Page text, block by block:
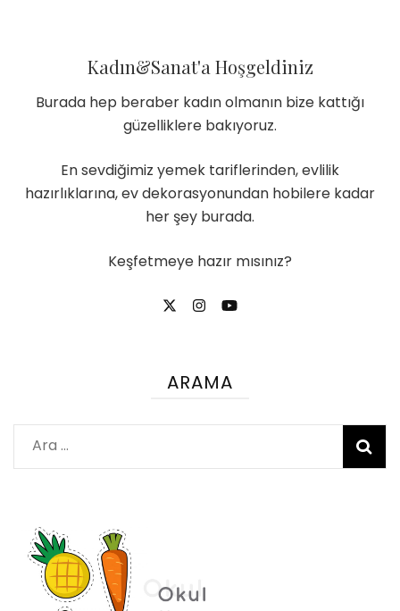
Kadın&Sanat'a Hoşgeldiniz
Burada hep beraber kadın olmanın bize kattığı
güzelliklere bakıyoruz.
En sevdiğimiz yemek tariflerinden, evlilik
hazırlıklarına, ev dekorasyonundan hobilere kadar
her şey burada.
Keşfetmeye hazır mısınız?
ARAMA
Arama: